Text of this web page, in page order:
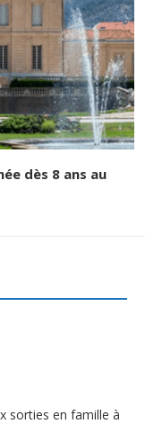
dès 8 ans au
sorties en famille à